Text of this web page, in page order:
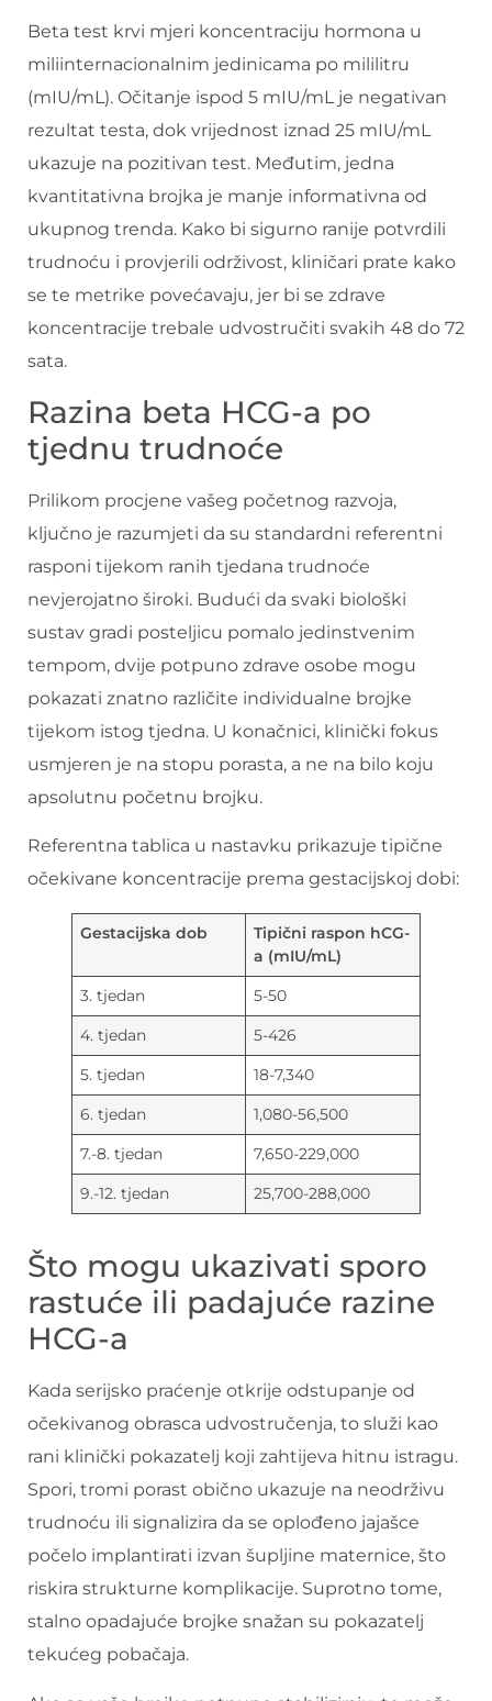
Beta test krvi mjeri koncentraciju hormona u
miliinternacionalnim jedinicama po mililitru
(mIU/mL). Očitanje ispod 5 mIU/mL je negativan
rezultat testa, dok vrijednost iznad 25 mIU/mL
ukazuje na pozitivan test. Međutim, jedna
kvantitativna brojka je manje informativna od
ukupnog trenda. Kako bi sigurno ranije potvrdili
trudnoću i provjerili održivost, kliničari prate kako
se te metrike povećavaju, jer bi se zdrave
koncentracije trebale udvostručiti svakih 48 do 72
sata.
Razina beta HCG-a po
tjednu trudnoće
Prilikom procjene vašeg početnog razvoja,
ključno je razumjeti da su standardni referentni
rasponi tijekom ranih tjedana trudnoće
nevjerojatno široki. Budući da svaki biološki
sustav gradi posteljicu pomalo jedinstvenim
tempom, dvije potpuno zdrave osobe mogu
pokazati znatno različite individualne brojke
tijekom istog tjedna. U konačnici, klinički fokus
usmjeren je na stopu porasta, a ne na bilo koju
apsolutnu početnu brojku.
Referentna tablica u nastavku prikazuje tipične
očekivane koncentracije prema gestacijskoj dobi:
Gestacijska dob
Tipični raspon hCG-
a (mIU/mL)
3. tjedan
5-50
4. tjedan
5-426
5. tjedan
18-7,340
6. tjedan
1,080-56,500
7.-8. tjedan
7,650-229,000
9.-12. tjedan
25,700-288,000
Što mogu ukazivati ​​sporo
rastuće ili padajuće razine
HCG-a
Kada serijsko praćenje otkrije odstupanje od
očekivanog obrasca udvostručenja, to služi kao
rani klinički pokazatelj koji zahtijeva hitnu istragu.
Spori, tromi porast obično ukazuje na neodrživu
trudnoću ili signalizira da se oplođeno jajašce
počelo implantirati izvan šupljine maternice, što
riskira strukturne komplikacije. Suprotno tome,
stalno opadajuće brojke snažan su pokazatelj
tekućeg pobačaja.